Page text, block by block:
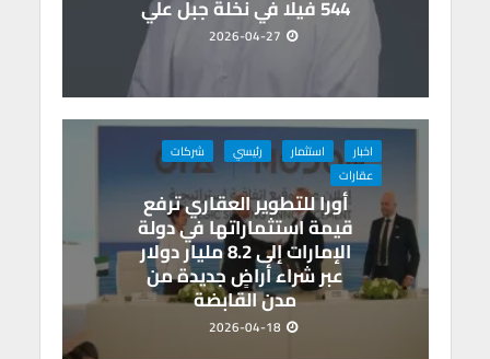
544 فيلا في نخلة جبل علي
2026-04-27
اخبار استثمار رئيسي
شركات
عقارات
أورا للتطوير العقاري ترفع
قيمة استثماراتها في دولة
الإمارات إلى 8.2 مليار دولار
عبر شراء أراضٍ جديدة من
مدن القابضة
2026-04-18